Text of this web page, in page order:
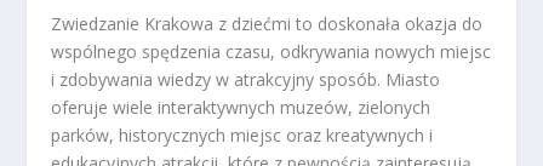
Zwiedzanie Krakowa z dziećmi to doskonała okazja do
wspólnego spędzenia czasu, odkrywania nowych miejsc
i zdobywania wiedzy w atrakcyjny sposób. Miasto
oferuje wiele interaktywnych muzeów, zielonych
parków, historycznych miejsc oraz kreatywnych i